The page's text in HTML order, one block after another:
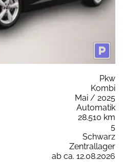
Pkw
Kombi
Mai / 2025
Automatik
28.510 km
5
Schwarz
Zentrallager
ab ca. 12.08.2026